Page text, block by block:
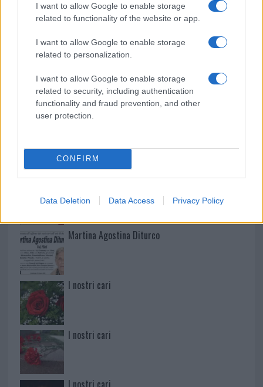
I want to allow Google to enable storage
related to functionality of the website or app.
I want to allow Google to enable storage
related to personalization.
I want to allow Google to enable storage
related to security, including authentication
functionality and fraud prevention, and other
user protection.
CONFIRM
Data Deletion Data Access Privacy Policy
NECROLOGIE
Martina Agostina Diturco
I nostri cari
I nostri cari